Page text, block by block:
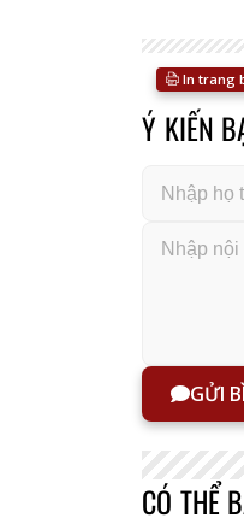
In trang
Ý KIẾN
GỬI
CÓ THỂ